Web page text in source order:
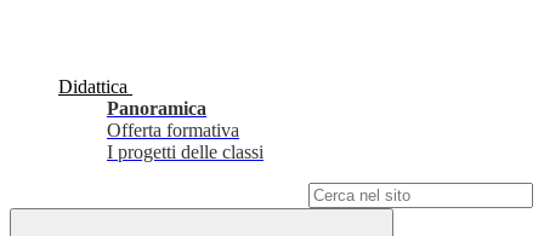
Didattica
Panoramica
Offerta formativa
I progetti delle classi